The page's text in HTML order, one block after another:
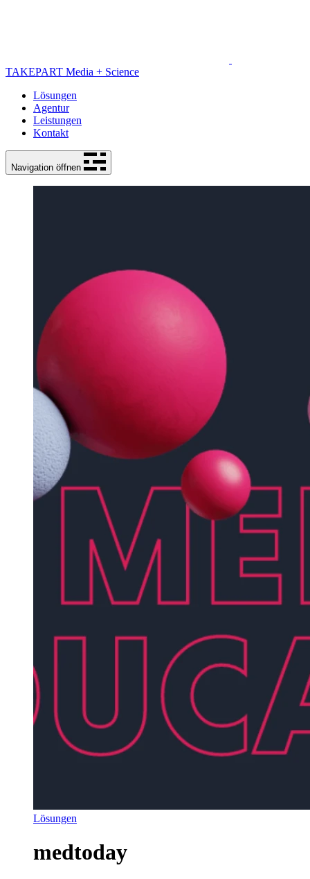
TAKEPART Media + Science
Lösungen
Agentur
Leistungen
Kontakt
Navigation öffnen
Lösungen
medtoday